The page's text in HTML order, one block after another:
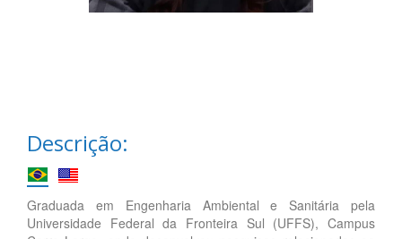
Descrição:
Graduada em Engenharia Ambiental e Sanitária pela
Universidade Federal da Fronteira Sul (UFFS), Campus